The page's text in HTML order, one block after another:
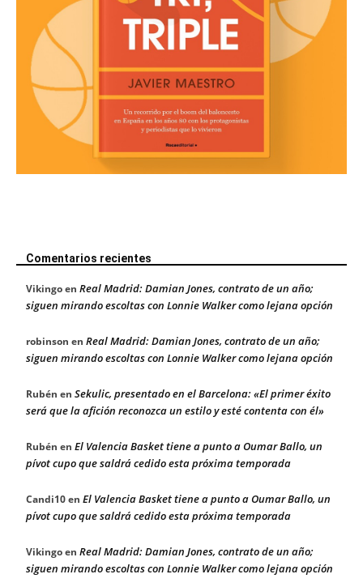
Comentarios recientes
Vikingoen Real Madrid: Damian Jones, contrato de un año;
siguen mirando escoltas con Lonnie Walker como lejana opción
robinson en Real Madrid: Damian Jones, contrato de un año;
siguen mirando escoltas con Lonnie Walker como lejana opción
Rubén en Sekulic, presentado en el Barcelona: «El primer éxito
será que la afición reconozca un estilo y esté contenta con él»
Rubén en El Valencia Basket tiene a punto a Oumar Ballo, un
pívot cupo que saldrá cedido esta próxima temporada
Candi10en El Valencia Basket tiene a punto a Oumar Ballo, un
pívot cupo que saldrá cedido esta próxima temporada
Vikingoen Real Madrid: Damian Jones, contrato de un año;
siguen mirando escoltas con Lonnie Walker como lejana opción